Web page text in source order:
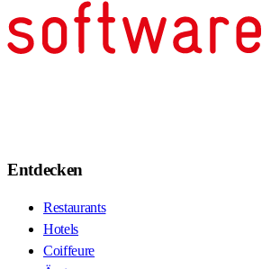
Entdecken
Restaurants
Hotels
Coiffeure